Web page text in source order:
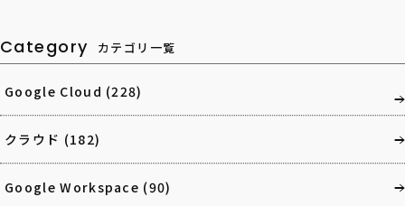
Category カテゴリ一覧
Google Cloud (228)
クラウド (182)
Google Workspace (90)